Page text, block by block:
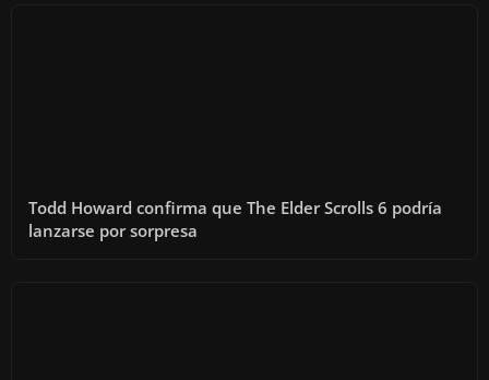
Todd Howard confirma que The Elder Scrolls 6 podría
lanzarse por sorpresa